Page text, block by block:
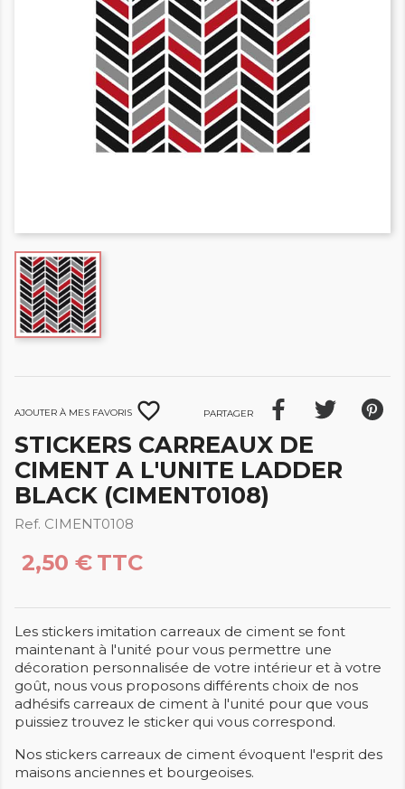
Ajouter à mes favoris favorite_border Partager
STICKERS CARREAUX DE
CIMENT A L'UNITE LADDER
BLACK (CIMENT0108)
Ref. CIMENT0108
2,50 € TTC
Les stickers imitation carreaux de ciment se font
maintenant à l'unité pour vous permettre une
décoration personnalisée de votre intérieur et à votre
goût, nous vous proposons différents choix de nos
adhésifs carreaux de ciment à l'unité pour que vous
puissiez trouvez le sticker qui vous correspond.
Nos stickers carreaux de ciment évoquent l'esprit des
maisons anciennes et bourgeoises.